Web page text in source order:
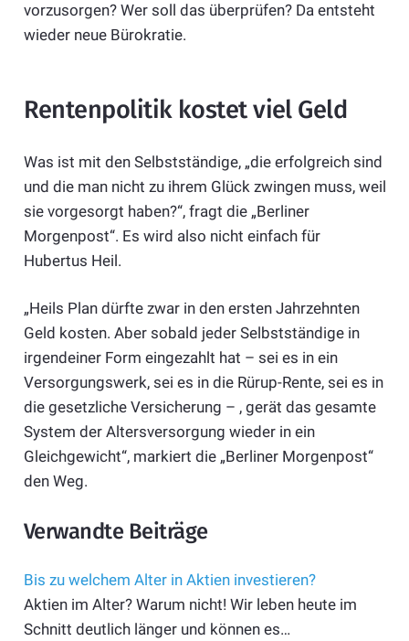
vorzusorgen? Wer soll das überprüfen? Da entsteht
wieder neue Bürokratie.
Rentenpolitik kostet viel Geld
Was ist mit den Selbstständige, „die erfolgreich sind
und die man nicht zu ihrem Glück zwingen muss, weil
sie vorgesorgt haben?“, fragt die „Berliner
Morgenpost“. Es wird also nicht einfach für
Hubertus Heil.
„Heils Plan dürfte zwar in den ersten Jahrzehnten
Geld kosten. Aber sobald jeder Selbstständige in
irgendeiner Form eingezahlt hat – sei es in ein
Versorgungswerk, sei es in die Rürup-Rente, sei es in
die gesetzliche Versicherung – , gerät das gesamte
System der Altersversorgung wieder in ein
Gleichgewicht“, markiert die „Berliner Morgenpost“
den Weg.
Verwandte Beiträge
Bis zu welchem Alter in Aktien investieren?
Aktien im Alter? Warum nicht! Wir leben heute im
Schnitt deutlich länger und können es…